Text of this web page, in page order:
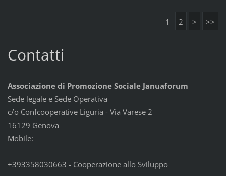
1 2 > >>
Contatti
Associazione di Promozione Sociale Januaforum
Sede legale e Sede Operativa
c/o Confcooperative Liguria - Via Varese 2
16129 Genova
Mobile:
+393358030663 - Cooperazione allo Sviluppo